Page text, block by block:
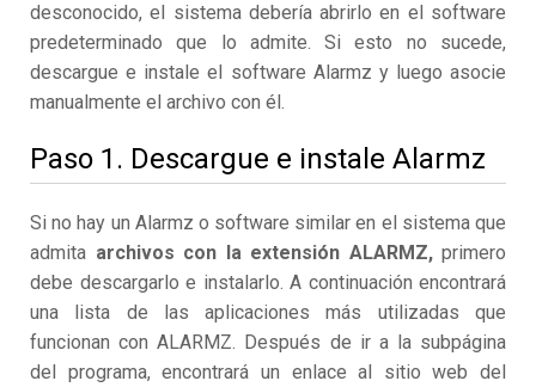
desconocido, el sistema debería abrirlo en el software
predeterminado que lo admite. Si esto no sucede,
descargue e instale el software Alarmz y luego asocie
manualmente el archivo con él.
Paso 1. Descargue e instale Alarmz
Si no hay un Alarmz o software similar en el sistema que
admita archivos con la extensión ALARMZ,primero
debe descargarlo e instalarlo. A continuación encontrará
una lista de las aplicaciones más utilizadas que
funcionan con ALARMZ. Después de ir a la subpágina
del programa, encontrará un enlace al sitio web del